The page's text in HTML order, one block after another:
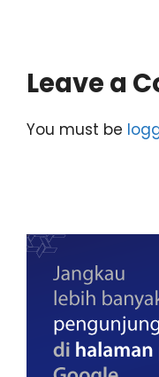
Leave a
You must be